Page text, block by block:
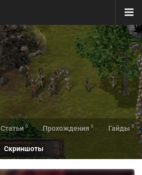
Статьи 0 Прохождения 0 Гайды 0
Скриншоты